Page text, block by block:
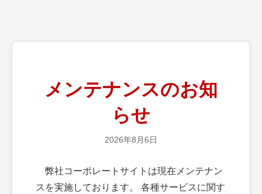
メンテナンスのお知
らせ
2026年8月6日
弊社コーポレートサイトは現在メンテナン
スを実施しております。 各種サービスに関す